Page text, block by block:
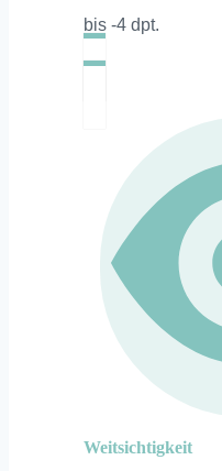
bis -4 dpt.
Weitsichtigkeit